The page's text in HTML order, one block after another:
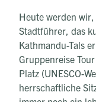
Heute werden
Stadtführer, das
Kathmandu-Tals
Gruppenreise
Platz (UNESCO-
herrschaftliche